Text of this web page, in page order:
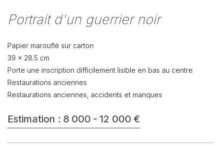
Portrait d'un guerrier noir
Papier marouflé sur carton
39 x 28.5 cm
Porte une inscription difficilement lisible en bas au centre
Restaurations anciennes
Restaurations anciennes, accidents et manques
Estimation : 8 000 - 12 000 €